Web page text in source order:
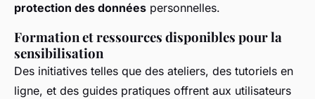
protection des données personnelles.
Formation et ressources disponibles pour la
sensibilisation
Des initiatives telles que des ateliers, des tutoriels en
ligne, et des guides pratiques offrent aux utilisateurs